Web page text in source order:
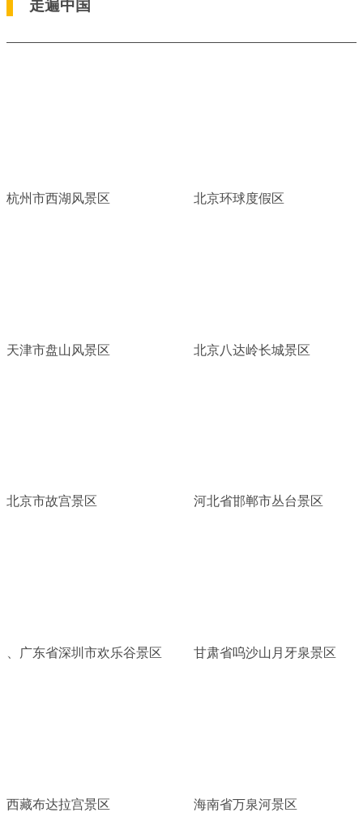
走遍中国
杭州市西湖风景区 北京环球度假区
天津市盘山风景区 北京八达岭长城景区
北京市故宫景区 河北省邯郸市丛台景区
、广东省深圳市欢乐谷景区 甘肃省呜沙山月牙泉景区
西藏布达拉宫景区 海南省万泉河景区